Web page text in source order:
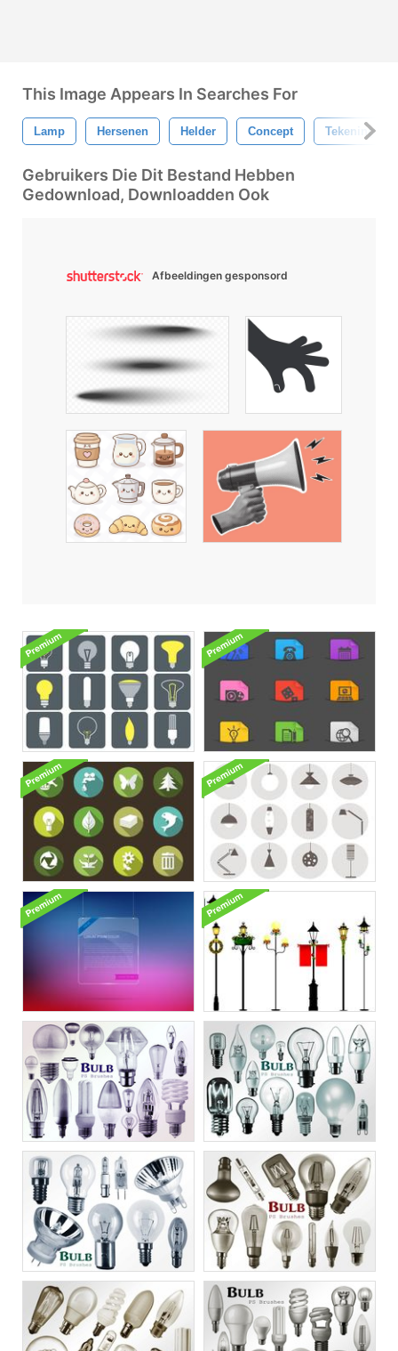
This Image Appears In Searches For
Lamp Hersenen Helder Concept Tekening
Gebruikers Die Dit Bestand Hebben
Gedownload, Downloadden Ook
Afbeeldingen gesponsord